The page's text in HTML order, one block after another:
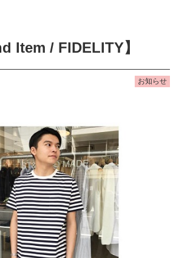
Item / FIDELITY】
お知らせ